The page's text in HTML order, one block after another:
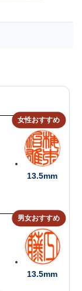
13.5mm
女性おすすめ
13.5mm
男女おすすめ